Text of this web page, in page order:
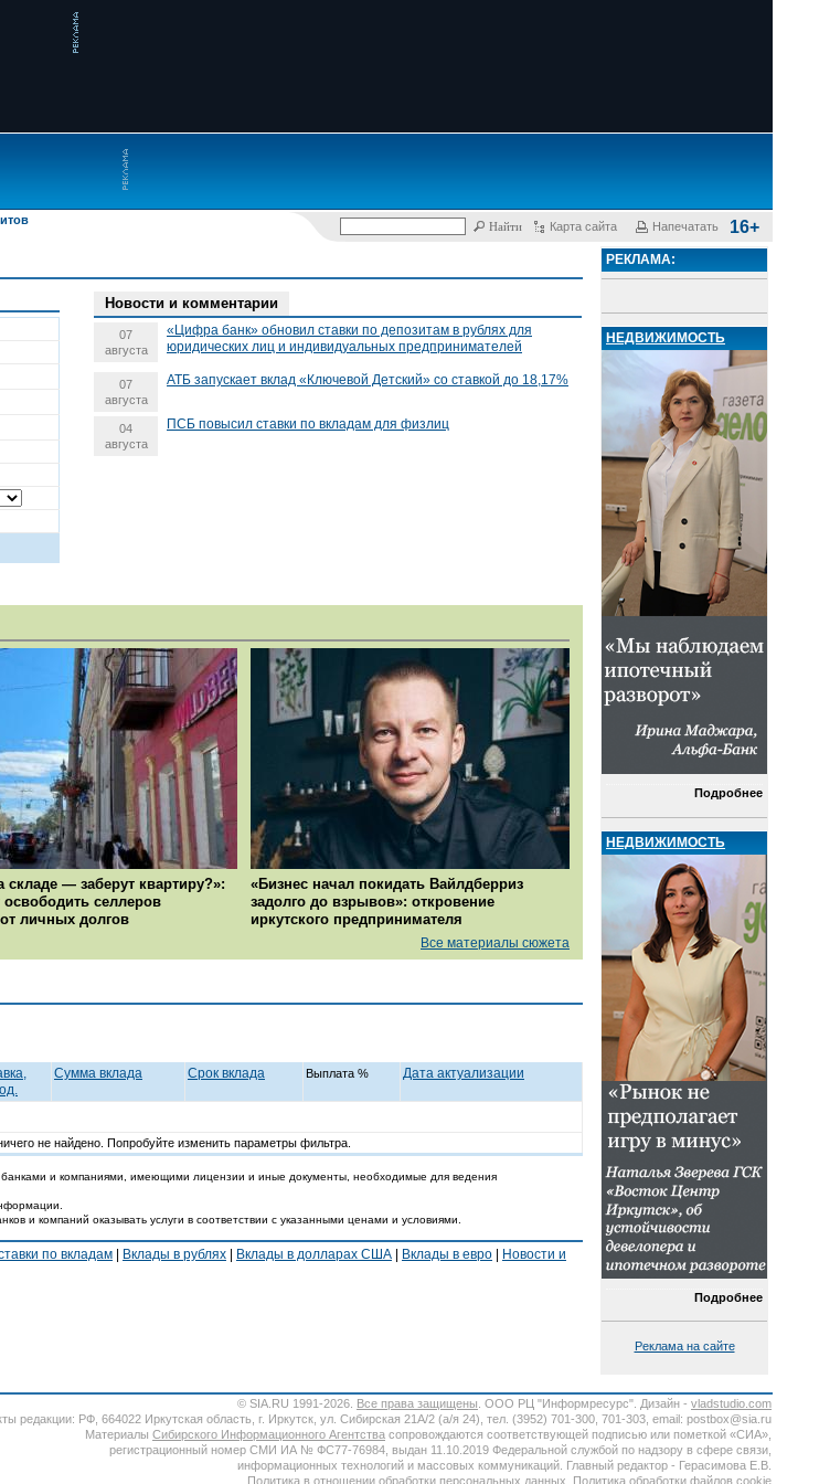
Карта сайта Напечатать 16+
Новости и комментарии
07
августа
«Цифра банк» обновил ставки по депозитам в рублях для
юридических лиц и индивидуальных предпринимателей
07
августа
АТБ запускает вклад «Ключевой Детский» со ставкой до 18,17%
04
августа
ПСБ повысил ставки по вкладам для физлиц
складе — заберут квартиру?»:
селлеров
личных долгов
«Бизнес начал покидать Вайлдберриз
задолго до взрывов»: откровение
иркутского предпринимателя
Все материалы сюжета
Cумма вклада Срок вклада Выплата % Дата актуализации
не найдено. Попробуйте изменить параметры фильтра.
и компаниями, имеющими лицензии и иные документы, необходимые для ведения
и компаний оказывать услуги в соответствии с указанными ценами и условиями.
по вкладам Вклады в рублях Вклады в долларах США Вклады в евро
Новости и
РЕКЛАМА:
НЕДВИЖИМОСТЬ
Подробнее
НЕДВИЖИМОСТЬ
Подробнее
Реклама на сайте
© SIA.RU 1991-2026. Все права защищены . ООО РЦ "Информресурс". Дизайн - vladstudio.com
редакции: РФ, 664022 Иркутская область, г. Иркутск, ул. Сибирская 21А/2 (а/я 24), тел. (3952) 701-300, 701-303, email: postbox@sia.ru
Материалы Сибирского Информационного Агентства сопровождаются соответствующей подписью или пометкой «СИА»,
регистрационный номер СМИ ИА № ФС77-76984, выдан 11.10.2019 Федеральной службой по надзору в сфере связи,
информационных технологий и массовых коммуникаций. Главный редактор - Герасимова Е.В.
Политика в отношении обработки персональных данных.
Политика обработки файлов cookie